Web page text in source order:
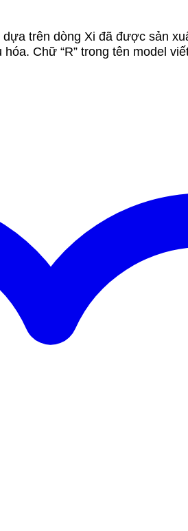
trên dòng Xi đã được sản
Chữ “R” trong tên model